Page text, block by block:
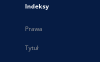
Indeksy
Prawa
Tytuł